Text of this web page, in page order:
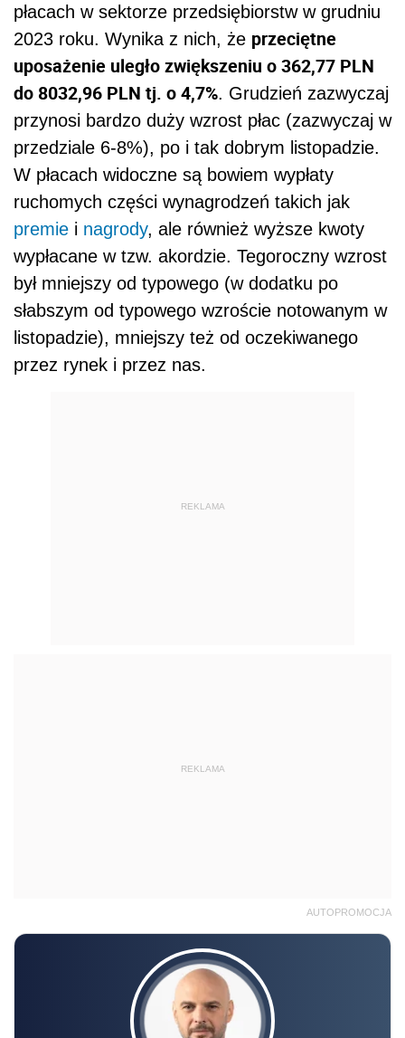
płacach w sektorze przedsiębiorstw w grudniu
2023 roku. Wynika z nich, że przeciętne
uposażenie uległo zwiększeniu o 362,77 PLN
do 8032,96 PLN tj. o 4,7%. Grudzień zazwyczaj
przynosi bardzo duży wzrost płac (zazwyczaj w
przedziale 6-8%), po i tak dobrym listopadzie.
W płacach widoczne są bowiem wypłaty
ruchomych części wynagrodzeń takich jak
premie i nagrody, ale również wyższe kwoty
wypłacane w tzw. akordzie. Tegoroczny wzrost
był mniejszy od typowego (w dodatku po
słabszym od typowego wzroście notowanym w
listopadzie), mniejszy też od oczekiwanego
przez rynek i przez nas.
REKLAMA
REKLAMA
AUTOPROMOCJA